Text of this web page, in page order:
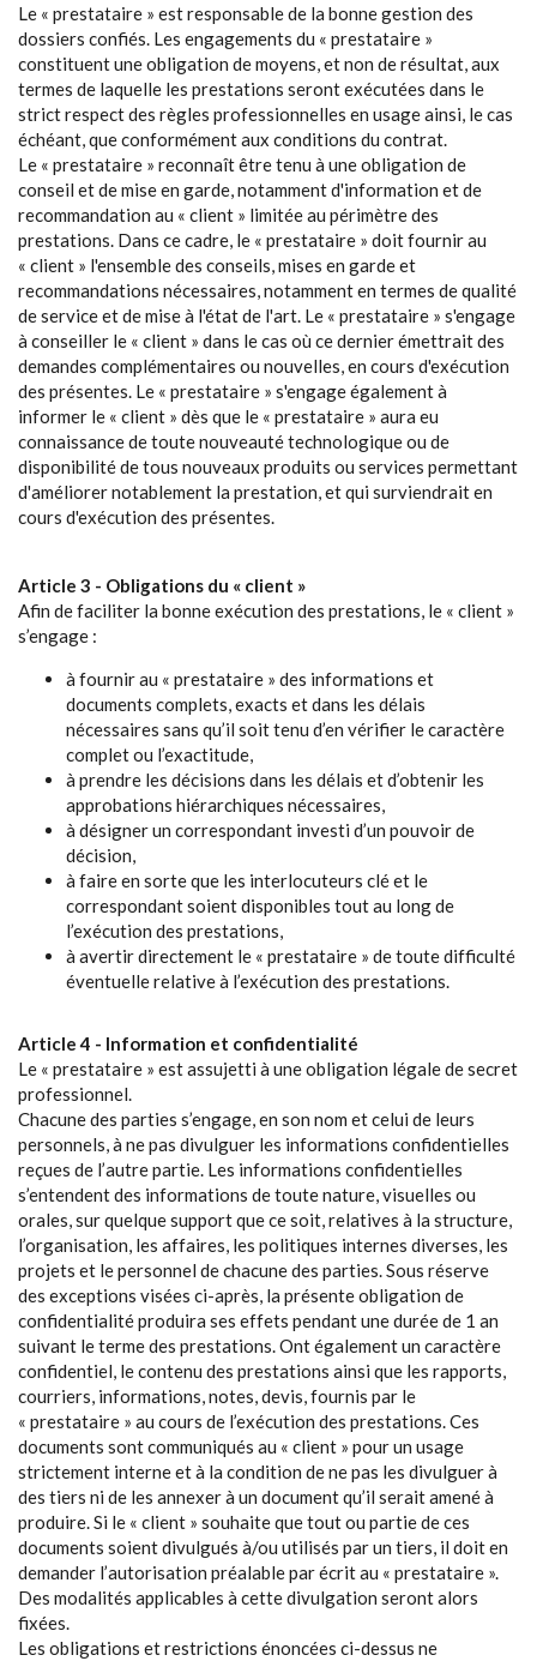
Le « prestataire » est responsable de la bonne gestion des
dossiers confiés. Les engagements du « prestataire »
constituent une obligation de moyens, et non de résultat, aux
termes de laquelle les prestations seront exécutées dans le
strict respect des règles professionnelles en usage ainsi, le cas
échéant, que conformément aux conditions du contrat.
Le « prestataire » reconnaît être tenu à une obligation de
conseil et de mise en garde, notamment d'information et de
recommandation au « client » limitée au périmètre des
prestations. Dans ce cadre, le « prestataire » doit fournir au
« client » l'ensemble des conseils, mises en garde et
recommandations nécessaires, notamment en termes de qualité
de service et de mise à l'état de l'art. Le « prestataire » s'engage
à conseiller le « client » dans le cas où ce dernier émettrait des
demandes complémentaires ou nouvelles, en cours d'exécution
des présentes. Le « prestataire » s'engage également à
informer le « client » dès que le « prestataire » aura eu
connaissance de toute nouveauté technologique ou de
disponibilité de tous nouveaux produits ou services permettant
d'améliorer notablement la prestation, et qui surviendrait en
cours d'exécution des présentes.
Article 3 - Obligations du « client »
Afin de faciliter la bonne exécution des prestations, le « client »
s’engage :
à fournir au « prestataire » des informations et
documents complets, exacts et dans les délais
nécessaires sans qu’il soit tenu d’en vérifier le caractère
complet ou l’exactitude,
à prendre les décisions dans les délais et d’obtenir les
approbations hiérarchiques nécessaires,
à désigner un correspondant investi d’un pouvoir de
décision,
à faire en sorte que les interlocuteurs clé et le
correspondant soient disponibles tout au long de
l’exécution des prestations,
à avertir directement le « prestataire » de toute difficulté
éventuelle relative à l’exécution des prestations.
Article 4 - Information et confidentialité
Le « prestataire » est assujetti à une obligation légale de secret
professionnel.
Chacune des parties s’engage, en son nom et celui de leurs
personnels, à ne pas divulguer les informations confidentielles
reçues de l’autre partie. Les informations confidentielles
s’entendent des informations de toute nature, visuelles ou
orales, sur quelque support que ce soit, relatives à la structure,
l’organisation, les affaires, les politiques internes diverses, les
projets et le personnel de chacune des parties. Sous réserve
des exceptions visées ci-après, la présente obligation de
confidentialité produira ses effets pendant une durée de 1 an
suivant le terme des prestations. Ont également un caractère
confidentiel, le contenu des prestations ainsi que les rapports,
courriers, informations, notes, devis, fournis par le
« prestataire » au cours de l’exécution des prestations. Ces
documents sont communiqués au « client » pour un usage
strictement interne et à la condition de ne pas les divulguer à
des tiers ni de les annexer à un document qu’il serait amené à
produire. Si le « client » souhaite que tout ou partie de ces
documents soient divulgués à/ou utilisés par un tiers, il doit en
demander l’autorisation préalable par écrit au « prestataire ».
Des modalités applicables à cette divulgation seront alors
fixées.
Les obligations et restrictions énoncées ci-dessus ne